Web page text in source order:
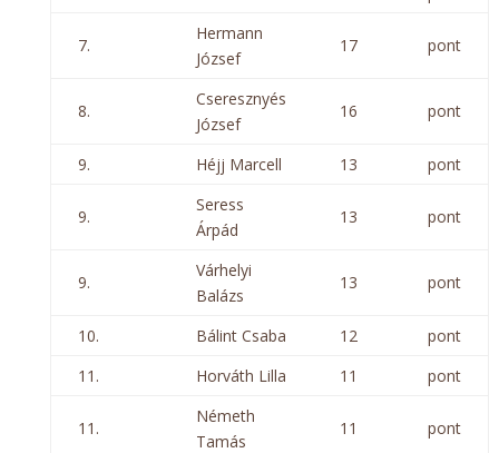
7.
Hermann
József
17 pont
8.
Cseresznyés
József
16 pont
9. Héjj Marcell 13 pont
9.
Seress
Árpád
13 pont
9.
Várhelyi
Balázs
13 pont
10. Bálint Csaba 12
pont
11.
Horváth Lilla 11 pont
11.
Németh
Tamás
11 pont